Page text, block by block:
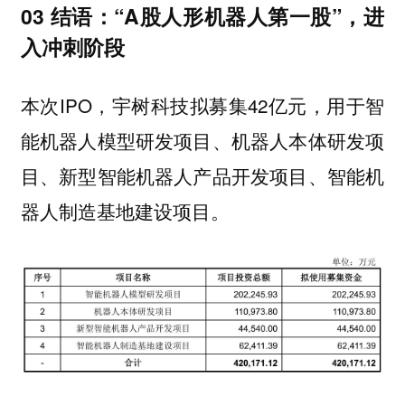
03 结语：“A股人形机器人第一股”，进
入冲刺阶段
本次IPO，宇树科技拟募集42亿元，用于智
能机器人模型研发项目、机器人本体研发项
目、新型智能机器人产品开发项目、智能机
器人制造基地建设项目。